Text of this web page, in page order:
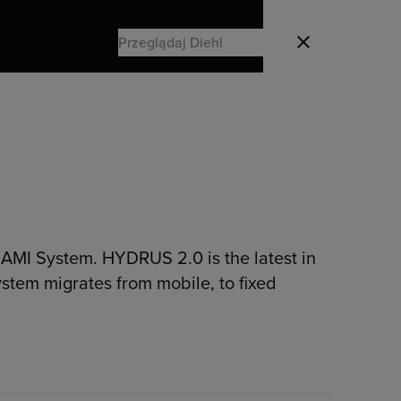
Search
System. HYDRUS 2.0 is the latest in
migrates from mobile, to fixed